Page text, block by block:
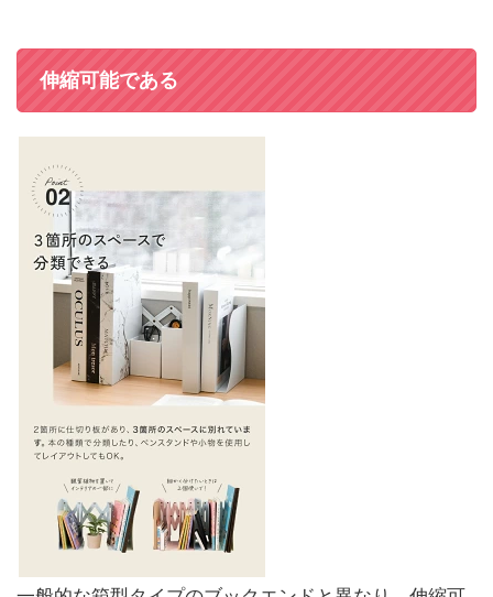
伸縮可能である